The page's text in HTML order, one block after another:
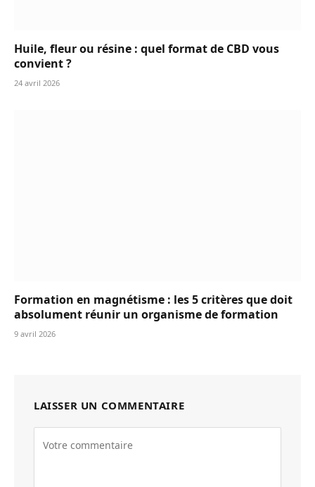
Huile, fleur ou résine : quel format de CBD vous
convient ?
24 avril 2026
Formation en magnétisme : les 5 critères que doit
absolument réunir un organisme de formation
9 avril 2026
LAISSER UN COMMENTAIRE